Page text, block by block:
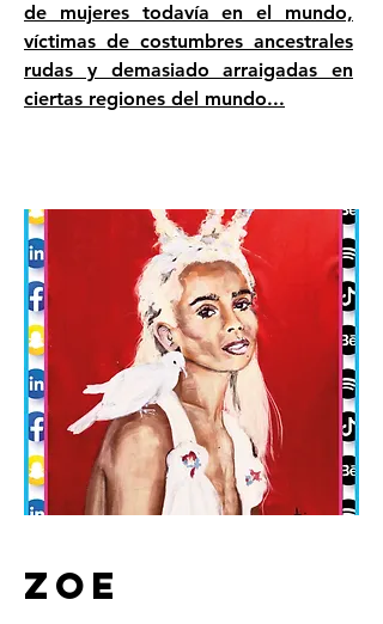
de mujeres todavía en el mundo,
víctimas de costumbres ancestrales
rudas y demasiado arraigadas en
ciertas regiones del mundo...
ZOE